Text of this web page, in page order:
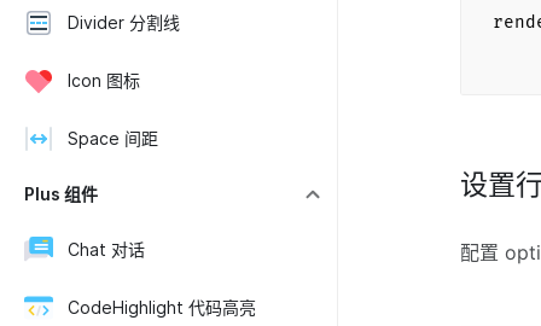
Divider 分割线
Icon 图标
Space 间距
Plus 组件
Chat 对话
CodeHighlight 代码高亮
设置
配置